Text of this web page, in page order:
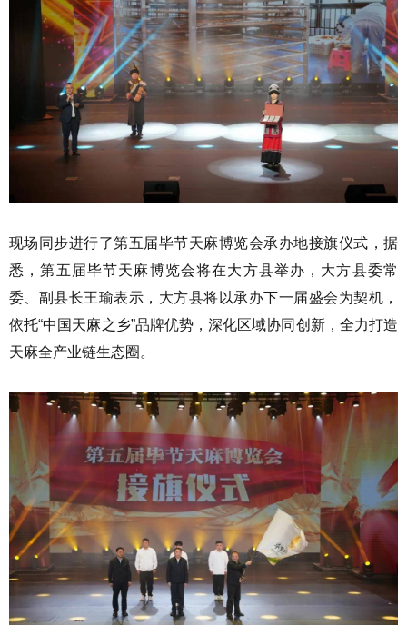
现场同步进行了第五届毕节天麻博览会承办地接旗仪式，据
悉，第五届毕节天麻博览会将在大方县举办，大方县委常
委、副县长王瑜表示，大方县将以承办下一届盛会为契机，
依托“中国天麻之乡”品牌优势，深化区域协同创新，全力打造
天麻全产业链生态圈。